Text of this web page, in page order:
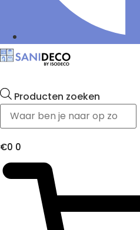
Producten zoeken
€0 0